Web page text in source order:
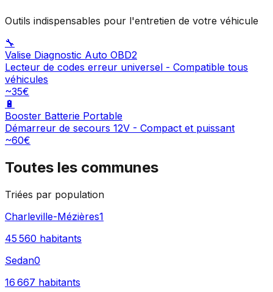
Outils indispensables pour l'entretien de votre véhicule
🔧
Valise Diagnostic Auto OBD2
Lecteur de codes erreur universel - Compatible tous
véhicules
~35€
🔋
Booster Batterie Portable
Démarreur de secours 12V - Compact et puissant
~60€
Toutes les communes
Triées par population
Charleville-Mézières1
45 560 habitants
Sedan0
16 667 habitants